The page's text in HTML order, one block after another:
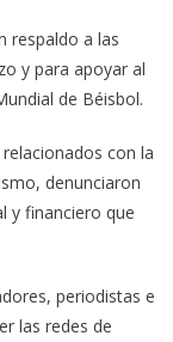
respaldo a las
y para apoyar al
de Béisbol.
con la
denunciaron
y financiero que
periodistas e
las redes de